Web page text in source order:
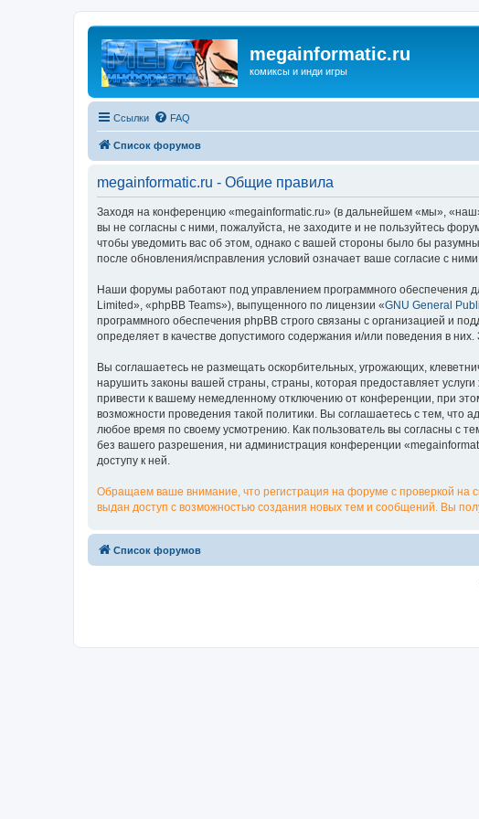
megainformatic.ru
комиксы и инди игры
Ссылки FAQ
Список форумов
megainformatic.ru - Общие правила
Заходя на конференцию «megainformatic.ru» (в дальнейшем «мы»,
вы не согласны с ними, пожалуйста, не заходите и не пользуйтесь
чтобы уведомить вас об этом, однако с вашей стороны было бы
после обновления/исправления условий означает ваше согласие с ними.
Наши форумы работают под управлением программного обеспечения
Limited», «phpBB Teams»), выпущенного по лицензии «GNU General
программного обеспечения phpBB строго связаны с организацией и
определяет в качестве допустимого содержания и/или поведения в
Вы соглашаетесь не размещать оскорбительных, угрожающих,
нарушить законы вашей страны, страны, которая предоставляет
привести к вашему немедленному отключению от конференции, при
возможности проведения такой политики. Вы соглашаетесь с тем, что
любое время по своему усмотрению. Как пользователь вы согласны с
без вашего разрешения, ни администрация конференции
доступу к ней.
Обращаем ваше внимание, что регистрация на форуме с проверкой
выдан доступ с возможностью создания новых тем и сообщений. Вы
Список форумов